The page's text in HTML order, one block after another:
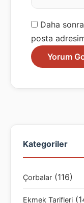
Daha
posta
Kategoriler
Çorbalar (116)
Ekmek Tarifleri